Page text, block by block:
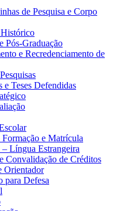
de Pesquisa e Corpo
Pós-Graduação
e Recredenciamento de
e Teses Defendidas
Formação e Matrícula
Língua Estrangeira
Convalidação de Créditos
Orientador
para Defesa